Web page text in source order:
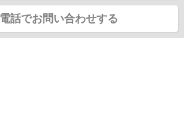
電話でお問い合わせする